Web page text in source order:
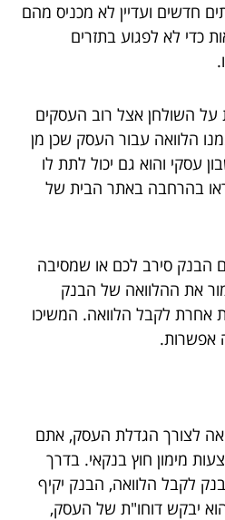
חדשים ועדיין לא מכניס מהם
כדי לא לפגוע בתזרים
על השולחן אצל רוב העסקים
הלוואה עבור העסק שכן מן
עסקי והוא גם יכול לתת לו
בהרחבה באתר הבית של
סירב לכם או שמסיבה
את ההלוואה של הבנק
לקבל הלוואה. המשיכו
אפשרות.
לצורך הגדלת העסק, אתם
מימון חוץ בנקאי. בדרך
לקבל הלוואה, הבנק יקיף
יבקש דוחו"ת של העסק,